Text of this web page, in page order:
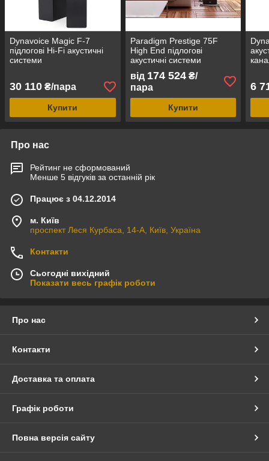
Dynavoice Magic F-7
підлогові Hi-Fi акустичні
системи
30 110 ₴/пара
Купити
Paradigm Prestige 75F
High End підлогові
акустичні системи
від 174 524₴/
пара
Купити
6
Про нас
Рейтинг не сформований
Менше 5 відгуків за останній рік
Працює з 04.12.2014
м. Київ
проспект Леся Курбаса, 14-А, Київ, Україна
Контакти
Сьогодні вихідний
Показати весь графік роботи
Про нас
Контакти
Доставка та оплата
Графік роботи
Повна версія сайту